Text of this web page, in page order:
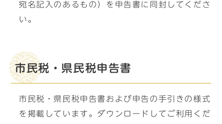
宛名記入のあるもの）を申告書に同封してくださ
い。
市民税・県民税申告書
市民税・県民税申告書および申告の手引きの様式
を掲載しています。ダウンロードしてご利用くだ